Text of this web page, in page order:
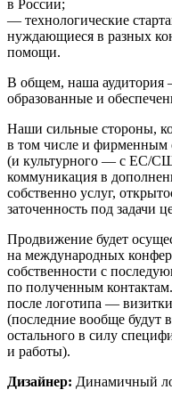
в России;
— технологические
нуждающиеся в разных
помощи.
В общем, наша аудитория
образованные и
Наши сильные стороны,
в том числе и фирменным
(и культурного — с ЕС/
коммуникация в
собственно услуг,
заточенность под задачи
Продвижение будет
на международных
собственности с
по полученным
после логотипа —
(последние вообще будут
остального в силу
и работы).
Дизайнер: Динамичный